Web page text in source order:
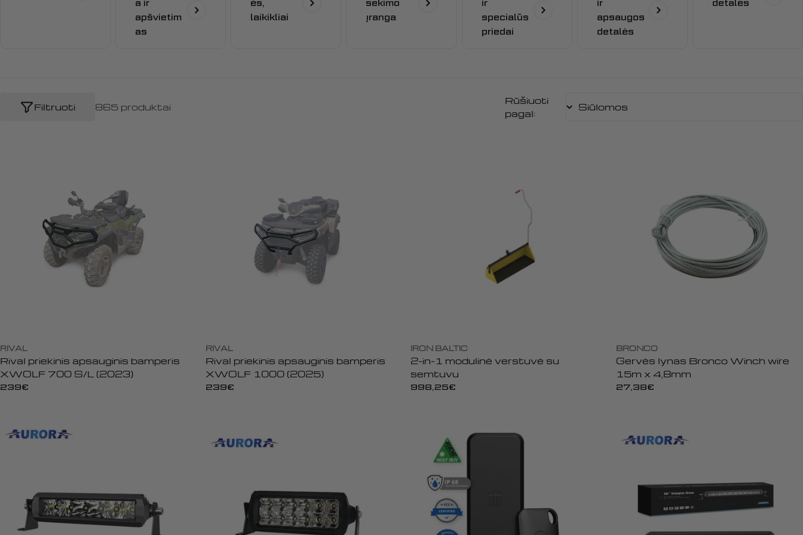
a ir
apšvietim
as
ės,
laikikliai
sekimo
įranga
ir
specialūs
priedai
ir
apsaugos
detalės
detalės
865 produktai
Filtruoti
Rūšiuoti
pagal:
RIVAL
Rival priekinis apsauginis bamperis
XWOLF 700 S/L (2023)
Įprasta
239€
RIVAL
Rival priekinis apsauginis bamperis
XWOLF 1000 (2025)
Įprasta
239€
IRON BALTIC
2-in-1 modulinė verstuvė su
semtuvu
Įprasta
998,25€
BRONCO
Gervės lynas Bronco Winch wire
15m x 4,8mm
Įprasta
27,38€